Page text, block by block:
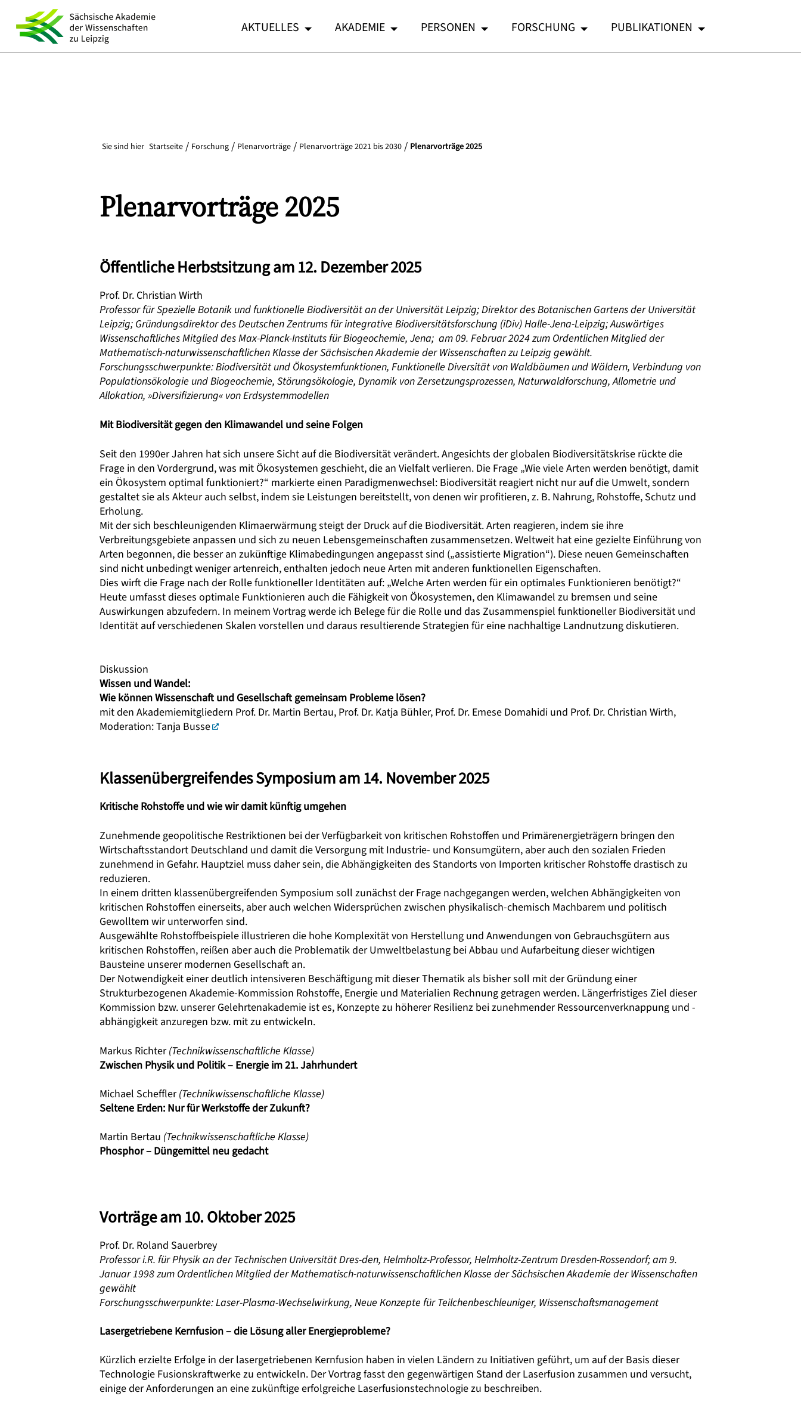
AKTUELLES AKADEMIE PERSONEN FORSCHUNG PUBLIKATIONEN
Sie sind hier Startseite Forschung Plenarvorträge Plenarvorträge 2021 bis 2030 Plenarvorträge 2025
Plenarvorträge 2025
Öffentliche Herbstsitzung am 12. Dezember 2025
Prof. Dr. Christian Wirth
Professor für Spezielle Botanik und funktionelle Biodiversität an der Universität Leipzig; Direktor des Botanischen Gartens der Universität
Leipzig; Gründungsdirektor des Deutschen Zentrums für integrative Biodiversitätsforschung (iDiv) Halle-Jena-Leipzig; Auswärtiges
Wissenschaftliches Mitglied des Max-Planck-Instituts für Biogeochemie, Jena; am 09. Februar 2024 zum Ordentlichen Mitglied der
Mathematisch-naturwissenschaftlichen Klasse der Sächsischen Akademie der Wissenschaften zu Leipzig gewählt.
Forschungsschwerpunkte: Biodiversität und Ökosystemfunktionen, Funktionelle Diversität von Waldbäumen und Wäldern, Verbindung von
Populationsökologie und Biogeochemie, Störungsökologie, Dynamik von Zersetzungsprozessen, Naturwaldforschung, Allometrie und
Allokation, »Diversifizierung« von Erdsystemmodellen
Mit Biodiversität gegen den Klimawandel und seine Folgen
Seit den 1990er Jahren hat sich unsere Sicht auf die Biodiversität verändert. Angesichts der globalen Biodiversitätskrise rückte die
Frage in den Vordergrund, was mit Ökosystemen geschieht, die an Vielfalt verlieren. Die Frage „Wie viele Arten werden benötigt, damit
ein Ökosystem optimal funktioniert?“ markierte einen Paradigmenwechsel: Biodiversität reagiert nicht nur auf die Umwelt, sondern
gestaltet sie als Akteur auch selbst, indem sie Leistungen bereitstellt, von denen wir profitieren, z. B. Nahrung, Rohstoffe, Schutz und
Erholung.
Mit der sich beschleunigenden Klimaerwärmung steigt der Druck auf die Biodiversität. Arten reagieren, indem sie ihre
Verbreitungsgebiete anpassen und sich zu neuen Lebensgemeinschaften zusammensetzen. Weltweit hat eine gezielte Einführung von
Arten begonnen, die besser an zukünftige Klimabedingungen angepasst sind („assistierte Migration“). Diese neuen Gemeinschaften
sind nicht unbedingt weniger artenreich, enthalten jedoch neue Arten mit anderen funktionellen Eigenschaften.
Dies wirft die Frage nach der Rolle funktioneller Identitäten auf: „Welche Arten werden für ein optimales Funktionieren benötigt?“
Heute umfasst dieses optimale Funktionieren auch die Fähigkeit von Ökosystemen, den Klimawandel zu bremsen und seine
Auswirkungen abzufedern. In meinem Vortrag werde ich Belege für die Rolle und das Zusammenspiel funktioneller Biodiversität und
Identität auf verschiedenen Skalen vorstellen und daraus resultierende Strategien für eine nachhaltige Landnutzung diskutieren.
Diskussion
Wissen und Wandel:
Wie können Wissenschaft und Gesellschaft gemeinsam Probleme lösen?
mit den Akademiemitgliedern Prof. Dr. Martin Bertau, Prof. Dr. Katja Bühler, Prof. Dr. Emese Domahidi und Prof. Dr. Christian Wirth,
Moderation:Tanja Busse
Klassenübergreifendes Symposium am 14. November 2025
Kritische Rohstoffe und wie wir damit künftig umgehen
Zunehmende geopolitische Restriktionen bei der Verfügbarkeit von kritischen Rohstoffen und Primärenergieträgern bringen den
Wirtschaftsstandort Deutschland und damit die Versorgung mit Industrie- und Konsumgütern, aber auch den sozialen Frieden
zunehmend in Gefahr. Hauptziel muss daher sein, die Abhängigkeiten des Standorts von Importen kritischer Rohstoffe drastisch zu
reduzieren.
In einem dritten klassenübergreifenden Symposium soll zunächst der Frage nachgegangen werden, welchen Abhängigkeiten von
kritischen Rohstoffen einerseits, aber auch welchen Widersprüchen zwischen physikalisch-chemisch Machbarem und politisch
Gewolltem wir unterworfen sind.
Ausgewählte Rohstoffbeispiele illustrieren die hohe Komplexität von Herstellung und Anwendungen von Gebrauchsgütern aus
kritischen Rohstoffen, reißen aber auch die Problematik der Umweltbelastung bei Abbau und Aufarbeitung dieser wichtigen
Bausteine unserer modernen Gesellschaft an.
Der Notwendigkeit einer deutlich intensiveren Beschäftigung mit dieser Thematik als bisher soll mit der Gründung einer
Strukturbezogenen Akademie-Kommission Rohstoffe, Energie und Materialien Rechnung getragen werden. Längerfristiges Ziel dieser
Kommission bzw. unserer Gelehrtenakademie ist es, Konzepte zu höherer Resilienz bei zunehmender Ressourcenverknappung und -
abhängigkeit anzuregen bzw. mit zu entwickeln.
Markus Richter (Technikwissenschaftliche Klasse)
Zwischen Physik und Politik – Energie im 21. Jahrhundert
Michael Scheffler(Technikwissenschaftliche Klasse)
Seltene Erden: Nur für Werkstoffe der Zukunft?
Martin Bertau (Technikwissenschaftliche Klasse)
Phosphor – Düngemittel neu gedacht
Vorträge am 10. Oktober 2025
Prof. Dr. Roland Sauerbrey
Professor i.R. für Physik an der Technischen Universität Dres-den, Helmholtz-Professor, Helmholtz-Zentrum Dresden-Rossendorf; am 9.
Januar 1998 zum Ordentlichen Mitglied der Mathematisch-naturwissenschaftlichen Klasse der Sächsischen Akademie der Wissenschaften
gewählt
Forschungsschwerpunkte: Laser-Plasma-Wechselwirkung, Neue Konzepte für Teilchenbeschleuniger, Wissenschaftsmanagement
Lasergetriebene Kernfusion – die Lösung aller Energieprobleme?
Kürzlich erzielte Erfolge in der lasergetriebenen Kernfusion haben in vielen Ländern zu Initiativen geführt, um auf der Basis dieser
Technologie Fusionskraftwerke zu entwickeln. Der Vortrag fasst den gegenwärtigen Stand der Laserfusion zusammen und versucht,
einige der Anforderungen an eine zukünftige erfolgreiche Laserfusionstechnologie zu beschreiben.